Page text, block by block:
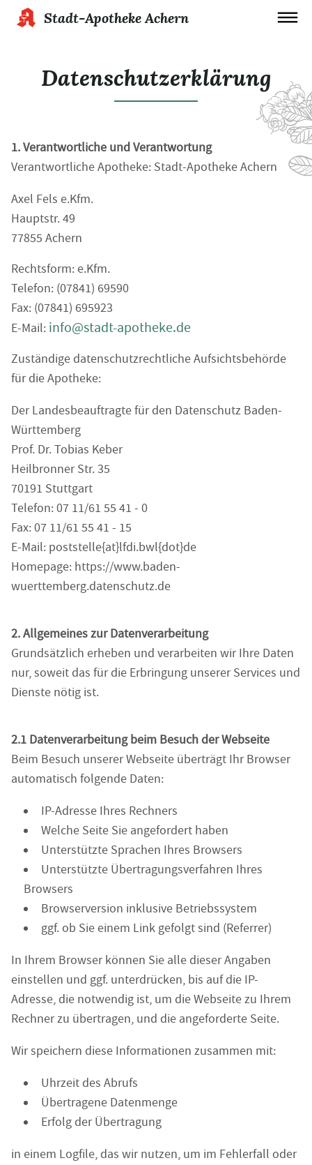
Stadt-Apotheke Achern
Datenschutzerklärung
1. Verantwortliche und Verantwortung
Verantwortliche Apotheke: Stadt-Apotheke Achern
Axel Fels e.Kfm.
Hauptstr. 49
77855 Achern
Rechtsform: e.Kfm.
Telefon: (07841) 69590
Fax: (07841) 695923
E-Mail: info@stadt-apotheke.de
Zuständige datenschutzrechtliche Aufsichtsbehörde
für die Apotheke:
Der Landesbeauftragte für den Datenschutz Baden-
Württemberg
Prof. Dr. Tobias Keber
Heilbronner Str. 35
70191 Stuttgart
Telefon: 07 11/61 55 41 - 0
Fax: 07 11/61 55 41 - 15
E-Mail: poststelle{at}lfdi.bwl{dot}de
Homepage: https://www.baden-
wuerttemberg.datenschutz.de
2. Allgemeines zur Datenverarbeitung
Grundsätzlich erheben und verarbeiten wir Ihre Daten
nur, soweit das für die Erbringung unserer Services und
Dienste nötig ist.
2.1 Datenverarbeitung beim Besuch der Webseite
Beim Besuch unserer Webseite überträgt Ihr Browser
automatisch folgende Daten:
IP-Adresse Ihres Rechners
Welche Seite Sie angefordert haben
Unterstützte Sprachen Ihres Browsers
Unterstützte Übertragungsverfahren Ihres
Browsers
Browserversion inklusive Betriebssystem
ggf. ob Sie einem Link gefolgt sind (Referrer)
In Ihrem Browser können Sie alle dieser Angaben
einstellen und ggf. unterdrücken, bis auf die IP-
Adresse, die notwendig ist, um die Webseite zu Ihrem
Rechner zu übertragen, und die angeforderte Seite.
Wir speichern diese Informationen zusammen mit:
Uhrzeit des Abrufs
Übertragene Datenmenge
Erfolg der Übertragung
in einem Logfile, das wir nutzen, um im Fehlerfall oder